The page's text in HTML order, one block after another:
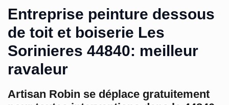
Entreprise peinture dessous
de toit et boiserie Les
Sorinieres 44840: meilleur
ravaleur
Artisan Robin se déplace gratuitement